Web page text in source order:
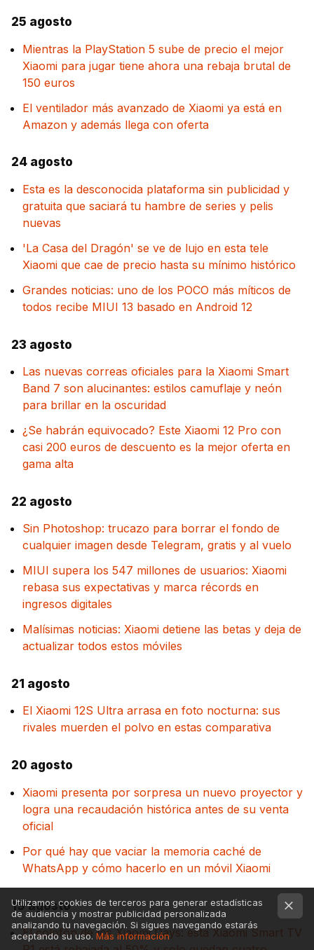
25 agosto
Mientras la PlayStation 5 sube de precio el mejor
Xiaomi para jugar tiene ahora una rebaja brutal de
150 euros
El ventilador más avanzado de Xiaomi ya está en
Amazon y además llega con oferta
24 agosto
Esta es la desconocida plataforma sin publicidad y
gratuita que saciará tu hambre de series y pelis
nuevas
'La Casa del Dragón' se ve de lujo en esta tele
Xiaomi que cae de precio hasta su mínimo histórico
Grandes noticias: uno de los POCO más míticos de
todos recibe MIUI 13 basado en Android 12
23 agosto
Las nuevas correas oficiales para la Xiaomi Smart
Band 7 son alucinantes: estilos camuflaje y neón
para brillar en la oscuridad
¿Se habrán equivocado? Este Xiaomi 12 Pro con
casi 200 euros de descuento es la mejor oferta en
gama alta
22 agosto
Sin Photoshop: trucazo para borrar el fondo de
cualquier imagen desde Telegram, gratis y al vuelo
MIUI supera los 547 millones de usuarios: Xiaomi
rebasa sus expectativas y marca récords en
ingresos digitales
Malísimas noticias: Xiaomi detiene las betas y deja de
actualizar todos estos móviles
21 agosto
El Xiaomi 12S Ultra arrasa en foto nocturna: sus
rivales muerden el polvo en estas comparativa
20 agosto
Xiaomi presenta por sorpresa un nuevo proyector y
logra una recaudación histórica antes de su venta
oficial
Por qué hay que vaciar la memoria caché de
WhatsApp y cómo hacerlo en un móvil Xiaomi
19 agosto
El colofón de los Xiaomi Days: esta Xiaomi Smart TV
Utilizamos cookies de terceros para generar estadísticas
de audiencia y mostrar publicidad personalizada
analizando tu navegación. Si sigues navegando estarás
aceptando su uso. Más información